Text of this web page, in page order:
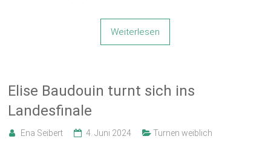
Weiterlesen
Elise Baudouin turnt sich ins
Landesfinale
Ena Seibert 4. Juni 2024 Turnen weiblich